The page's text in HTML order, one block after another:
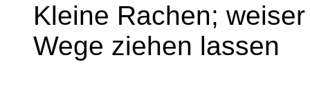
Kleine Rachen;
Wege ziehen lassen